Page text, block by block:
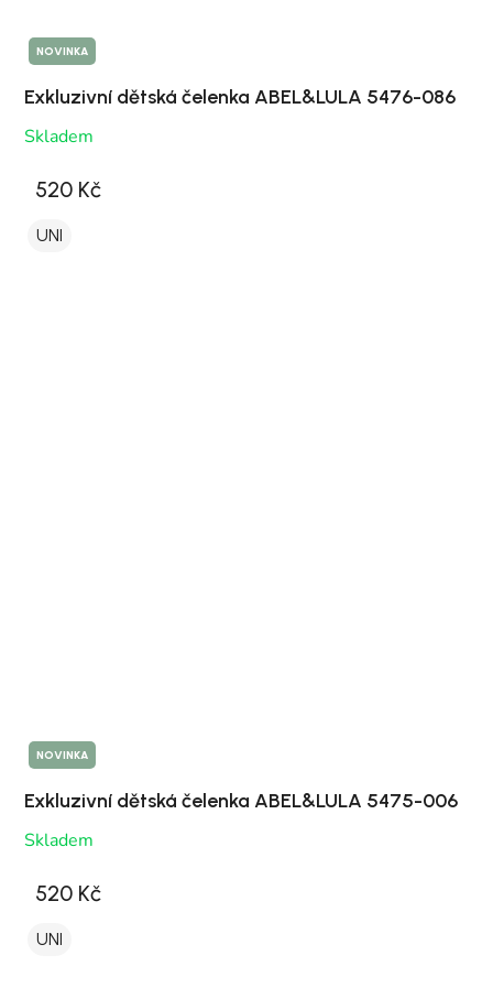
NOVINKA
Exkluzivní dětská čelenka ABEL&LULA 5476-086
Skladem
520 Kč
UNI
NOVINKA
Exkluzivní dětská čelenka ABEL&LULA 5475-006
Skladem
520 Kč
UNI